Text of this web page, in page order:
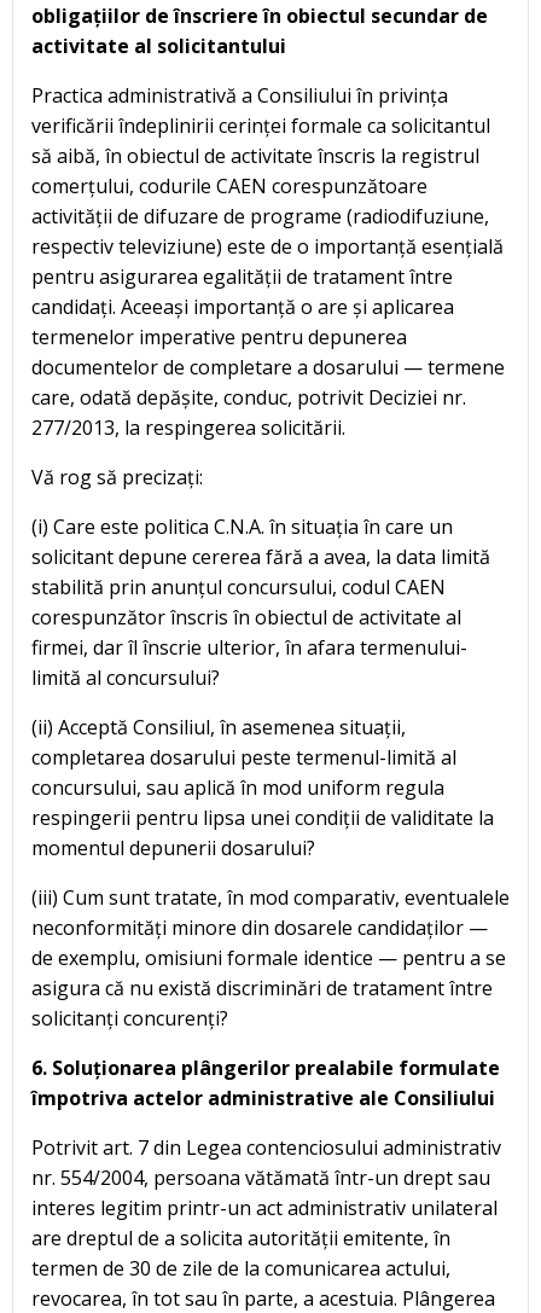
obligațiilor de înscriere în obiectul secundar de
activitate al solicitantului
Practica administrativă a Consiliului în privința
verificării îndeplinirii cerinței formale ca solicitantul
să aibă, în obiectul de activitate înscris la registrul
comerțului, codurile CAEN corespunzătoare
activității de difuzare de programe (radiodifuziune,
respectiv televiziune) este de o importanță esențială
pentru asigurarea egalității de tratament între
candidați. Aceeași importanță o are și aplicarea
termenelor imperative pentru depunerea
documentelor de completare a dosarului — termene
care, odată depășite, conduc, potrivit Deciziei nr.
277/2013, la respingerea solicitării.
Vă rog să precizați:
(i) Care este politica C.N.A. în situația în care un
solicitant depune cererea fără a avea, la data limită
stabilită prin anunțul concursului, codul CAEN
corespunzător înscris în obiectul de activitate al
firmei, dar îl înscrie ulterior, în afara termenului-
limită al concursului?
(ii) Acceptă Consiliul, în asemenea situații,
completarea dosarului peste termenul-limită al
concursului, sau aplică în mod uniform regula
respingerii pentru lipsa unei condiții de validitate la
momentul depunerii dosarului?
(iii) Cum sunt tratate, în mod comparativ, eventualele
neconformități minore din dosarele candidaților —
de exemplu, omisiuni formale identice — pentru a se
asigura că nu există discriminări de tratament între
solicitanți concurenți?
6. Soluționarea plângerilor prealabile formulate
împotriva actelor administrative ale Consiliului
Potrivit art. 7 din Legea contenciosului administrativ
nr. 554/2004, persoana vătămată într-un drept sau
interes legitim printr-un act administrativ unilateral
are dreptul de a solicita autorității emitente, în
termen de 30 de zile de la comunicarea actului,
revocarea, în tot sau în parte, a acestuia. Plângerea